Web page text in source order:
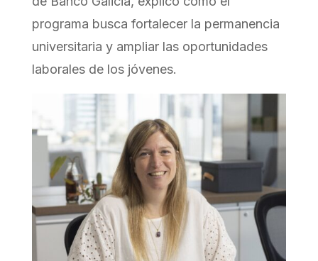
programa busca fortalecer la permanencia
universitaria y ampliar las oportunidades
laborales de los jóvenes.